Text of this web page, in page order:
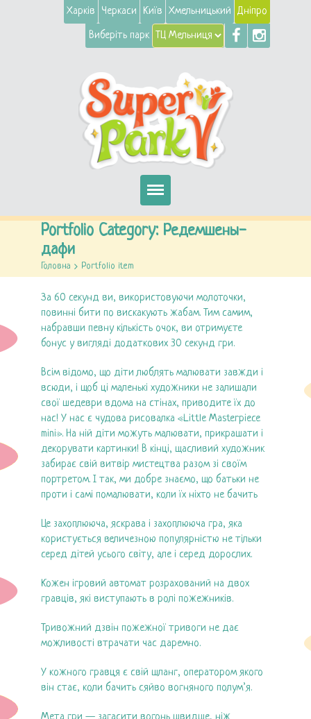
Дніпро
Хмельницький
Київ
Черкаси
Харків
Виберіть парк
Головна
Автомати
Дні народження
Кафе
Ціни
Галерея
Контакти
Portfolio Category: Редемшены-
дафи
Головна > Portfolio item
За 60 секунд ви, використовуючи молоточки,
повинні бити по вискакують жабам. Тим самим,
набравши певну кількість очок, ви отримуєте
бонус у вигляді додаткових 30 секунд гри.
Всім відомо, що діти люблять малювати завжди і
всюди, і щоб ці маленькі художники не залишали
свої шедеври вдома на стінах, приводите їх до
нас! У нас є чудова рисовалка «Little Masterpiece
mini». На ній діти можуть малювати, прикрашати і
декорувати картинки! В кінці, щасливий художник
забирає свій витвір мистецтва разом зі своїм
портретом. І так, ми добре знаємо, що батьки не
проти і самі помалювати, коли їх ніхто не бачить
Це захоплююча, яскрава і захоплююча гра, яка
користується величезною популярністю не тільки
серед дітей усього світу, але і серед дорослих.
Кожен ігровий автомат розрахований на двох
гравців, які виступають в ролі пожежників.
Тривожний дзвін пожежної тривоги не дає
можливості втрачати час даремно.
У кожного гравця є свій шланг, оператором якого
він стає, коли бачить сяйво вогняного полум’я.